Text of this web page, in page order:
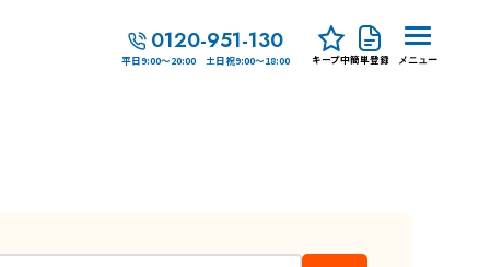
0120-951-130
平日9:00～20:00 土日祝9:00～18:00 キープ中簡単登録 メニュー